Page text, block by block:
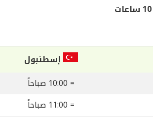
إسطنبول
= 10:00 صباحاً
= 11:00 صباحاً